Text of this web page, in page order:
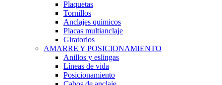
Plaquetas
Tornillos
Anclajes químicos
Placas multianclaje
Giratorios
AMARRE Y POSICIONAMIENTO
Anillos y eslingas
Líneas de vida
Posicionamiento